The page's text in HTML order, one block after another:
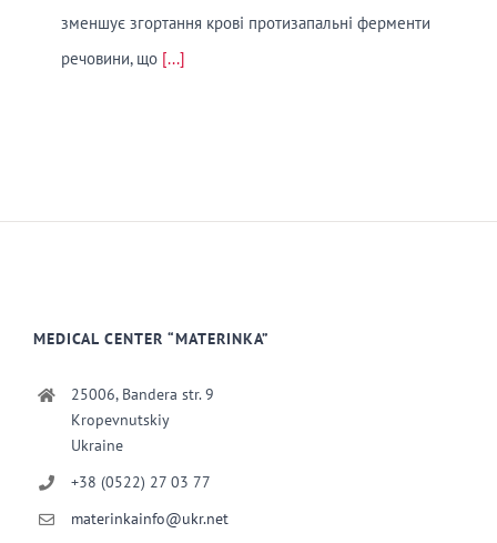
зменшує згортання крові протизапальні ферменти
речовини, що [...]
MEDICAL CENTER “MATERINKA”
25006, Bandera str. 9
Kropevnutskiy
Ukraine
+38 (0522) 27 03 77
materinkainfo@ukr.net